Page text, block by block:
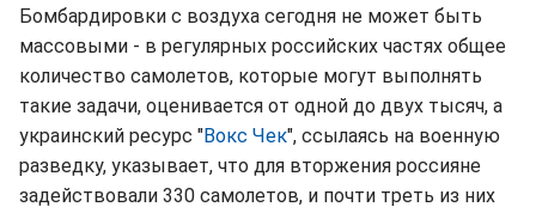
Бомбардировки с воздуха сегодня не может быть
массовыми - в регулярных российских частях общее
количество самолетов, которые могут выполнять
такие задачи, оценивается от одной до двух тысяч, а
украинский ресурс "Вокс Чек", ссылаясь на военную
разведку, указывает, что для вторжения россияне
задействовали 330 самолетов, и почти треть из них